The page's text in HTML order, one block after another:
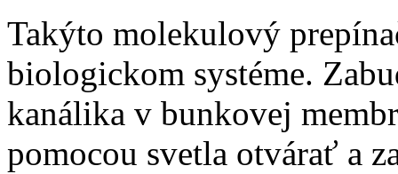
Takýto molekulový
biologickom systéme.
kanálika v bunkovej
pomocou svetla otvárať a